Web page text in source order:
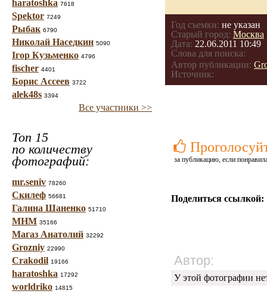
haratoshka 7618
Spektor 7249
Рыбак 6790
Николай Наседкин 5090
Ігор Кузьменко 4796
fischer 4401
Борис Ассеев 3722
alek48s 3394
Все участники >>
Топ 15
по количеству
фотографий:
mr.seniv 78260
Скилеф 56681
Галина Шаненко 51710
МНМ 35166
Магаз Анатолий 32292
Grozniy 22990
Crakodil 19166
haratoshka 17292
worldriko 14815
Год съемки: не указан
Старый город: Москва
Дата: 22.06.2011 10:49
Слова для поиска:
Автор публикации:
Источник:
за публикацию, если
Поделиться ссылкой:
Автор:
У этой фотографии